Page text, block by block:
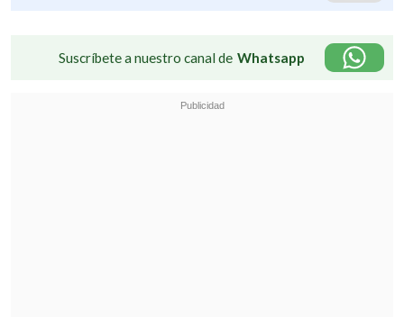
Suscríbete a nuestro canal de Whatsapp